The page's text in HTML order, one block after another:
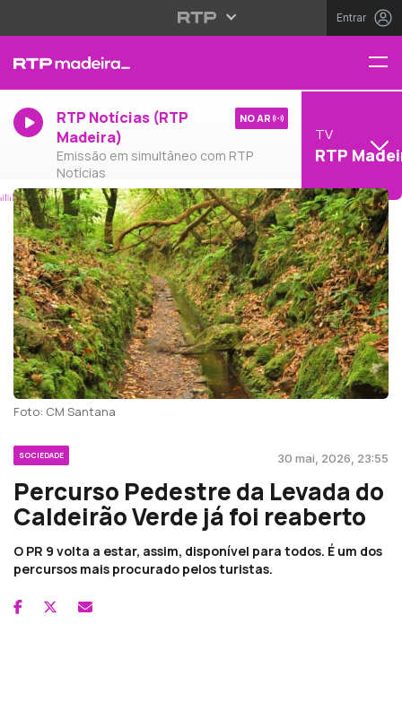
Entrar
RTP Notícias (RTP
Madeira)
Emissão em simultâneo com RTP
Notícias
NO AR
TV
RTP
Foto: CM Santana
SOCIEDADE 30 mai, 2026, 23:55
Percurso Pedestre da Levada do
Caldeirão Verde já foi reaberto
O PR 9 volta a estar, assim, disponível para todos. É um dos
percursos mais procurado pelos turistas.